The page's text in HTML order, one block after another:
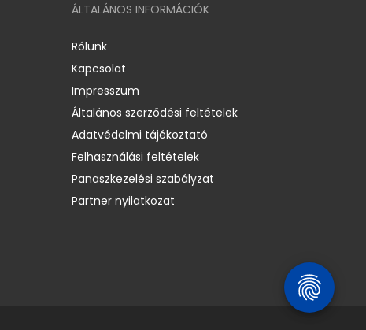
ÁLTALÁNOS INFORMÁCIÓK
Rólunk
Kapcsolat
Impresszum
Általános szerződési feltételek
Adatvédelmi tájékoztató
Felhasználási feltételek
Panaszkezelési szabályzat
Partner nyilatkozat